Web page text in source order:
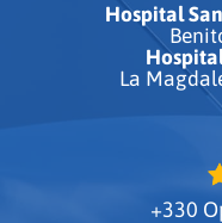
Hospital
La
+330